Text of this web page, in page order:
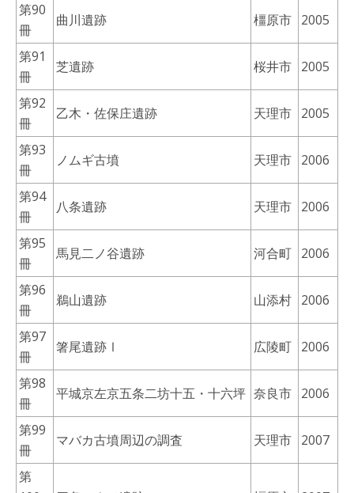
第90
冊
曲川遺跡 橿原市 2005
第91
冊
芝遺跡 桜井市 2005
第92
冊
乙木・佐保庄遺跡 天理市 2005
第93
冊
ノムギ古墳 天理市 2006
第94
冊
八条遺跡 天理市 2006
第95
冊
馬見二ノ谷遺跡 河合町 2006
第96
冊
鵜山遺跡 山添村 2006
第97
冊
箸尾遺跡Ⅰ 広陵町 2006
第98
冊
平城京左京五条二坊十五・十六坪 奈良市 2006
第99
冊
マバカ古墳周辺の調査 天理市 2007
第